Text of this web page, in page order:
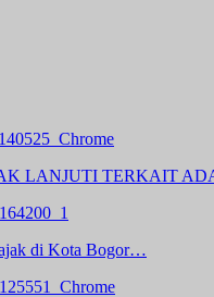
LANJUTI TERKAIT
di Kota Bogor…